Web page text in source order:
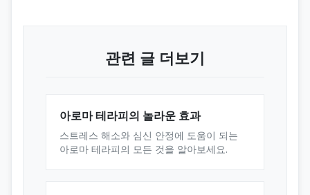
관련 글 더보기
아로마 테라피의 놀라운 효과
스트레스 해소와 심신 안정에 도움이 되는
아로마 테라피의 모든 것을 알아보세요.